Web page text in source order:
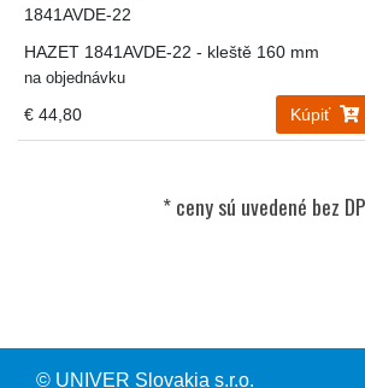
1841AVDE-22
HAZET 1841AVDE-22 - kleště 160 mm
na objednávku
€ 44,80 Kúpiť
© UNIVER Slovakia s.r.o.